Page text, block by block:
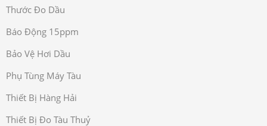
Thước Đo Dầu
Báo Động 15ppm
Bảo Vệ Hơi Dầu
Phụ Tùng Máy Tàu
Thiết Bị Hàng Hải
Thiết Bị Đo Tàu Thuỷ